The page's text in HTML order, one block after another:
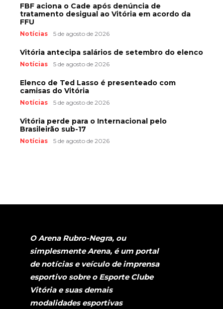
FBF aciona o Cade após denúncia de
tratamento desigual ao Vitória em acordo da
FFU
Notícias 5 de agosto de 2026
Vitória antecipa salários de setembro do elenco
Notícias 5 de agosto de 2026
Elenco de Ted Lasso é presenteado com
camisas do Vitória
Notícias 5 de agosto de 2026
Vitória perde para o Internacional pelo
Brasileirão sub-17
Notícias 5 de agosto de 2026
O Arena Rubro-Negra, ou
simplesmente Arena, é um portal
de notícias e veículo de imprensa
esportivo sobre o Esporte Clube
Vitória e suas demais
modalidades esportivas